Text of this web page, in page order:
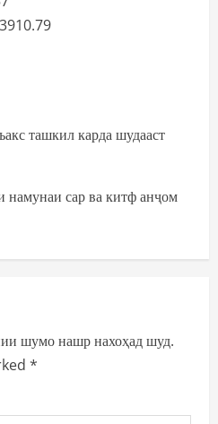
ташкил карда шудааст
намунаи сар ва китф анҷом
шумо нашр нахоҳад шуд.
*